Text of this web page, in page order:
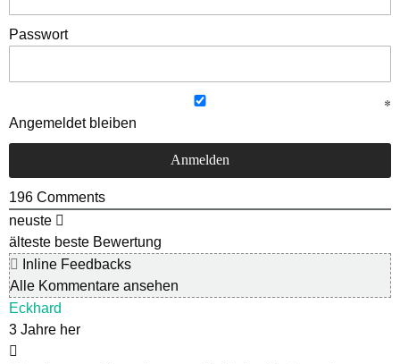
Passwort
Angemeldet bleiben
196 Comments
neuste
älteste beste Bewertung
Inline Feedbacks
Alle Kommentare ansehen
Eckhard
3 Jahre her